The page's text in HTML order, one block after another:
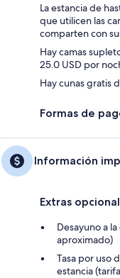
La estancia de
que utilicen las
comparten con
Hay camas
25.0 USD por
Hay cunas gratis
Formas de
Información
Extras
Desayuno a
aproximado)
Tasa por uso
estancia